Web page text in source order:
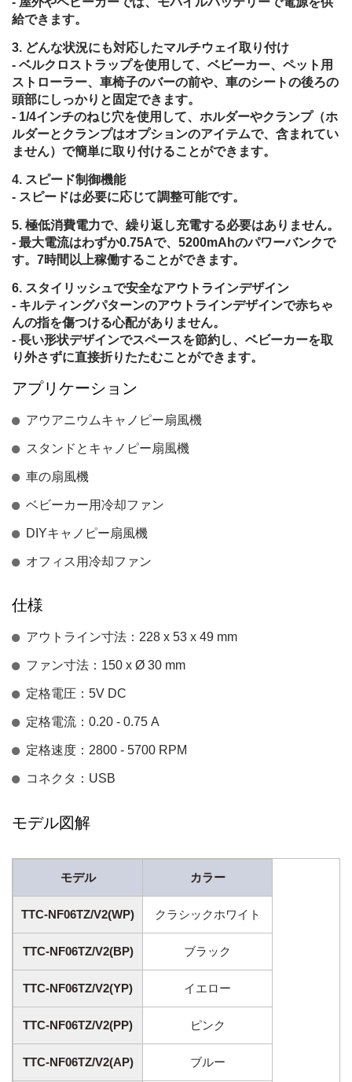
給できます。
どんな状況にも対応したマルチウェイ取り付け
- ベルクロストラップを使用して、ベビーカー、ペット用
ストローラー、車椅子のバーの前や、車のシートの後ろの
頭部にしっかりと固定できます。
- 1/4インチのねじ穴を使用して、ホルダーやクランプ（ホ
ルダーとクランプはオプションのアイテムで、含まれてい
ません）で簡単に取り付けることができます。
スピード制御機能
- スピードは必要に応じて調整可能です。
極低消費電力で、繰り返し充電する必要はありません。
- 最大電流はわずか0.75Aで、5200mAhのパワーバンクで
す。7時間以上稼働することができます。
スタイリッシュで安全なアウトラインデザイン
- キルティングパターンのアウトラインデザインで赤ちゃ
んの指を傷つける心配がありません。
- 長い形状デザインでスペースを節約し、ベビーカーを取
り外さずに直接折りたたむことができます。
アプリケーション
アウアニウムキャノピー扇風機
スタンドとキャノピー扇風機
車の扇風機
ベビーカー用冷却ファン
DIYキャノピー扇風機
オフィス用冷却ファン
仕様
アウトライン寸法：228 x 53 x 49 mm
ファン寸法：150 x Ø 30 mm
定格電圧：5V DC
定格電流：0.20 - 0.75 A
定格速度：2800 - 5700 RPM
コネクタ：USB
モデル図解
モデル カラー
TTC-NF06TZ/V2(WP) クラシックホワイト
TTC-NF06TZ/V2(BP) ブラック
TTC-NF06TZ/V2(YP) イエロー
TTC-NF06TZ/V2(PP) ピンク
TTC-NF06TZ/V2(AP) ブルー